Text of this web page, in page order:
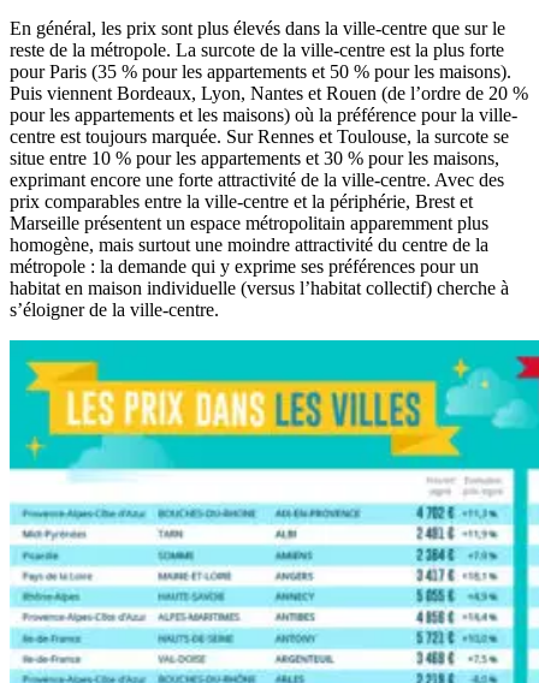
En général, les prix sont plus élevés dans la ville-centre que sur le
reste de la métropole. La surcote de la ville-centre est la plus forte
pour Paris (35 % pour les appartements et 50 % pour les maisons).
Puis viennent Bordeaux, Lyon, Nantes et Rouen (de l’ordre de 20 %
pour les appartements et les maisons) où la préférence pour la ville-
centre est toujours marquée. Sur Rennes et Toulouse, la surcote se
situe entre 10 % pour les appartements et 30 % pour les maisons,
exprimant encore une forte attractivité de la ville-centre. Avec des
prix comparables entre la ville-centre et la périphérie, Brest et
Marseille présentent un espace métropolitain apparemment plus
homogène, mais surtout une moindre attractivité du centre de la
métropole : la demande qui y exprime ses préférences pour un
habitat en maison individuelle (versus l’habitat collectif) cherche à
s’éloigner de la ville-centre.